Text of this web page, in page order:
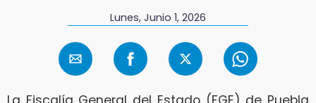
Lunes, Junio 1, 2026